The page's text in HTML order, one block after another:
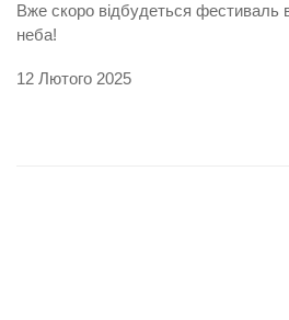
Вже скоро відбудеться фестиваль
неба!
12 Лютого 2025